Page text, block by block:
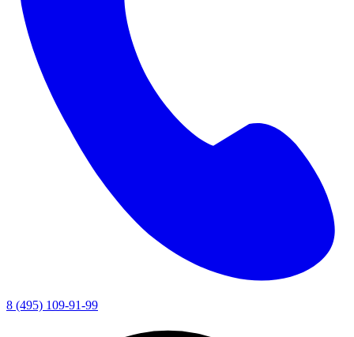
8 (495) 109-91-99